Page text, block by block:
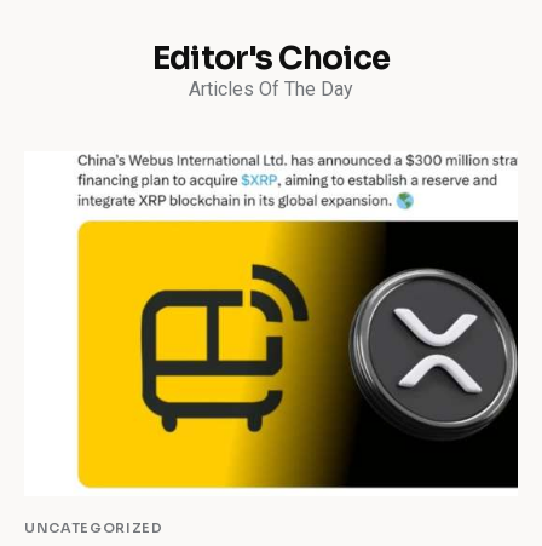
Editor's Choice
Articles Of The Day
UNCATEGORIZED